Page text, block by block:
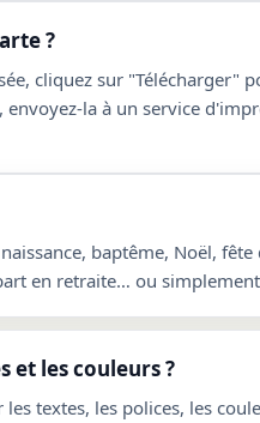
?
cliquez sur "Télécharger"
la à un service
baptême, Noël, fête
en retraite… ou
et les couleurs ?
textes, les polices, les